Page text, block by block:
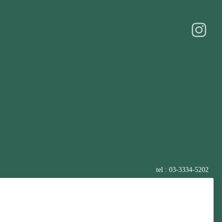
tel : 03-3334-5202